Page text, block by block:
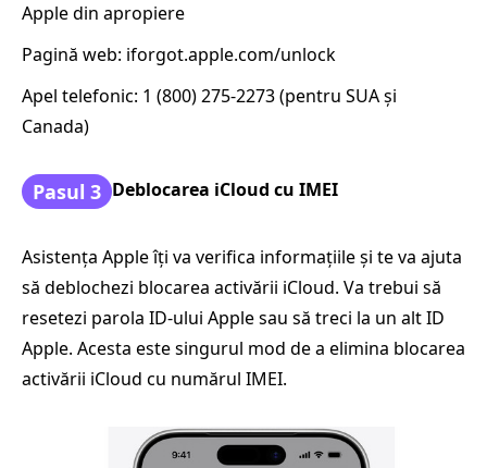
Apple din apropiere
Pagină web: iforgot.apple.com/unlock
Apel telefonic: 1 (800) 275-2273 (pentru SUA și
Canada)
Pasul 3 Deblocarea iCloud cu IMEI
Asistența Apple îți va verifica informațiile și te va ajuta
să deblochezi blocarea activării iCloud. Va trebui să
resetezi parola ID-ului Apple sau să treci la un alt ID
Apple. Acesta este singurul mod de a elimina blocarea
activării iCloud cu numărul IMEI.